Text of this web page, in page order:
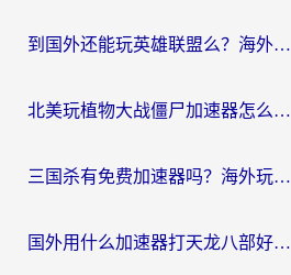
到国外还能玩英雄联盟么？海外玩家国服游戏畅玩终极指南
北美玩植物大战僵尸加速器怎么选？2026海外党必看的国服游戏加速指南
三国杀有免费加速器吗？海外玩家国服畅玩终极指南（附泰国南非专属解决方案）
国外用什么加速器打天龙八部好？2026海外玩家国服游戏加速全攻略